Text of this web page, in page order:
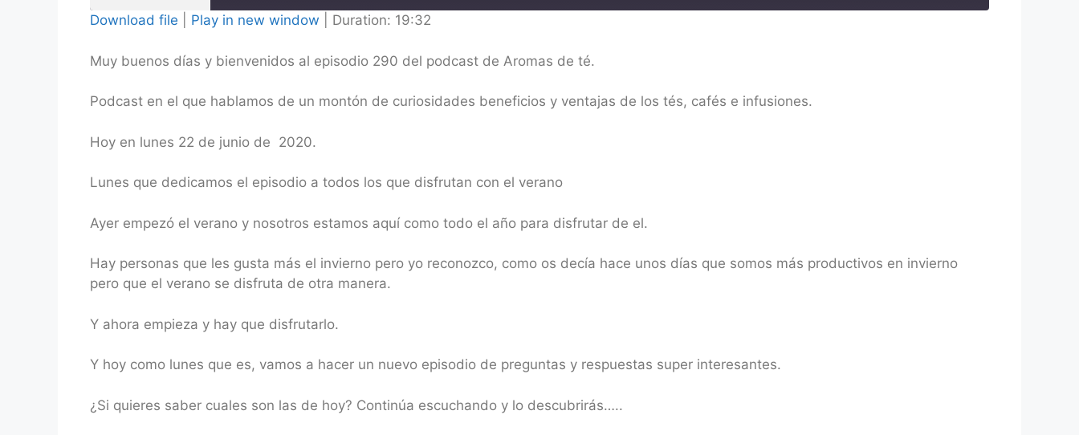
RSS FEED
Download file Play in new window Duration: 19:32
Muy buenos días y bienvenidos al episodio 290 del podcast de Aromas de té.
Podcast en el que hablamos de un montón de curiosidades beneficios y ventajas de los tés, cafés e infusiones.
Hoy en lunes 22 de junio de 2020.
Lunes que dedicamos el episodio a todos los que disfrutan con el verano
Ayer empezó el verano y nosotros estamos aquí como todo el año para disfrutar de el.
Hay personas que les gusta más el invierno pero yo reconozco, como os decía hace unos días que somos más productivos en invierno
pero que el verano se disfruta de otra manera.
Y ahora empieza y hay que disfrutarlo.
Y hoy como lunes que es, vamos a hacer un nuevo episodio de preguntas y respuestas super interesantes.
¿Si quieres saber cuales son las de hoy? Continúa escuchando y lo descubrirás…..